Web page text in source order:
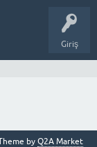
Giriş
by Q2A Market